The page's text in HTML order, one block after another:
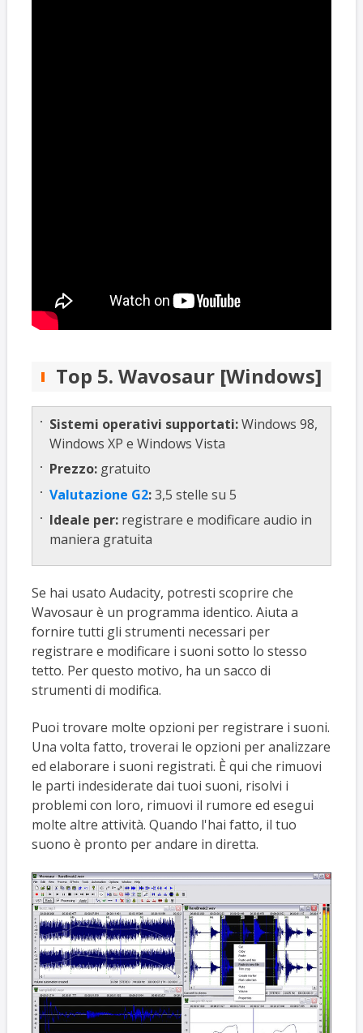
Top 5. Wavosaur [Windows]
Sistemi operativi supportati:Windows 98,
Windows XP e Windows Vista
Prezzo: gratuito
Valutazione G2:3,5 stelle su 5
Ideale per: registrare e modificare audio in
maniera gratuita
Se hai usato Audacity, potresti scoprire che
Wavosaur è un programma identico. Aiuta a
fornire tutti gli strumenti necessari per
registrare e modificare i suoni sotto lo stesso
tetto. Per questo motivo, ha un sacco di
strumenti di modifica.
Puoi trovare molte opzioni per registrare i suoni.
Una volta fatto, troverai le opzioni per analizzare
ed elaborare i suoni registrati. È qui che rimuovi
le parti indesiderate dai tuoi suoni, risolvi i
problemi con loro, rimuovi il rumore ed esegui
molte altre attività. Quando l'hai fatto, il tuo
suono è pronto per andare in diretta.